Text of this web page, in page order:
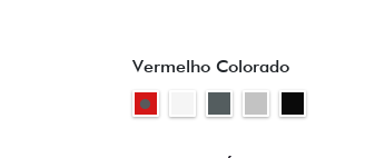
Vermelho Colorado